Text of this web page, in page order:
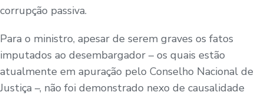
corrupção passiva.
Para o ministro, apesar de serem graves os fatos
imputados ao desembargador – os quais estão
atualmente em apuração pelo Conselho Nacional de
Justiça –, não foi demonstrado nexo de causalidade